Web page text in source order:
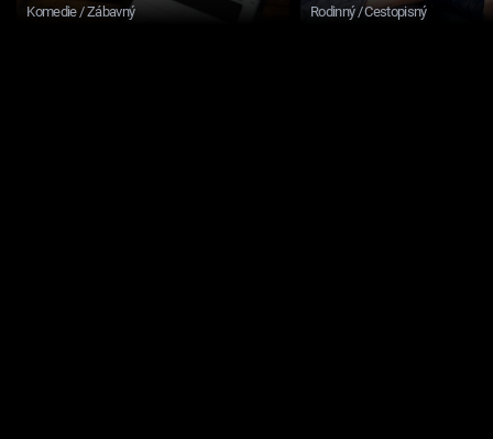
Komedie / Zábavný Rodinný / Cestopisný